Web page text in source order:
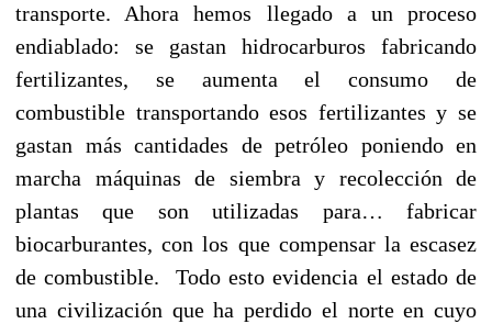
transporte. Ahora hemos llegado a un proceso
endiablado: se gastan hidrocarburos fabricando
fertilizantes, se aumenta el consumo de
combustible transportando esos fertilizantes y se
gastan más cantidades de petróleo poniendo en
marcha máquinas de siembra y recolección de
plantas que son utilizadas para… fabricar
biocarburantes, con los que compensar la escasez
de combustible. Todo esto evidencia el estado de
una civilización que ha perdido el norte en cuyo